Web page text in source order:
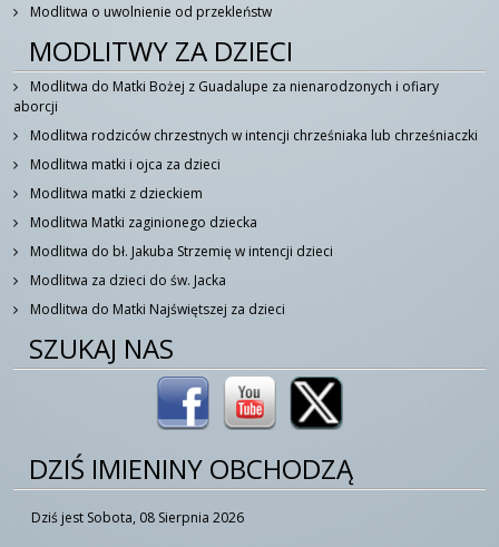
Modlitwa o uwolnienie od przekleństw
MODLITWY ZA DZIECI
Modlitwa do Matki Bożej z Guadalupe za nienarodzonych i ofiary
aborcji
Modlitwa rodziców chrzestnych w intencji chrześniaka lub chrześniaczki
Modlitwa matki i ojca za dzieci
Modlitwa matki z dzieckiem
Modlitwa Matki zaginionego dziecka
Modlitwa do bł. Jakuba Strzemię w intencji dzieci
Modlitwa za dzieci do św. Jacka
Modlitwa do Matki Najświętszej za dzieci
SZUKAJ NAS
DZIŚ IMIENINY OBCHODZĄ
Dziś jest Sobota, 08 Sierpnia 2026